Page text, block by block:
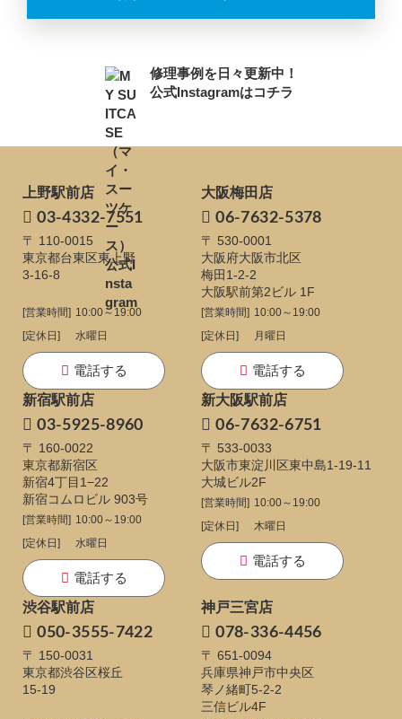
修理事例を日々更新中！
公式Instagramはコチラ
上野駅前店
03-4332-7551
〒 110-0015
東京都台東区東上野
3-16-8
[営業時間] 10:00～19:00
[定休日]
水曜日
電話する
大阪梅田店
06-7632-5378
〒 530-0001
大阪府大阪市北区
梅田1-2-2
大阪駅前第2ビル 1F
[営業時間] 10:00～19:00
[定休日]
月曜日
電話する
新宿駅前店
03-5925-8960
〒 160-0022
東京都新宿区
新宿4丁目1−22
新宿コムロビル 903号
[営業時間] 10:00～19:00
[定休日]
水曜日
電話する
新大阪駅前店
06-7632-6751
〒 533-0033
大阪市東淀川区東中島1-19-11
大城ビル2F
[営業時間] 10:00～19:00
[定休日]
木曜日
電話する
渋谷駅前店
050-3555-7422
〒 150-0031
東京都渋谷区桜丘
15-19
神戸三宮店
078-336-4456
〒 651-0094
兵庫県神戸市中央区
琴ノ緒町5-2-2
三信ビル4F